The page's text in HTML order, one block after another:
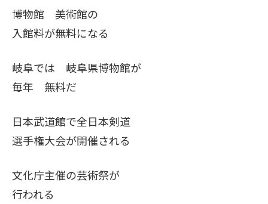
博物館 美術館の
入館料が無料になる
岐阜では 岐阜県博物館が
毎年 無料だ
日本武道館で全日本剣道
選手権大会が開催される
文化庁主催の芸術祭が
行われる